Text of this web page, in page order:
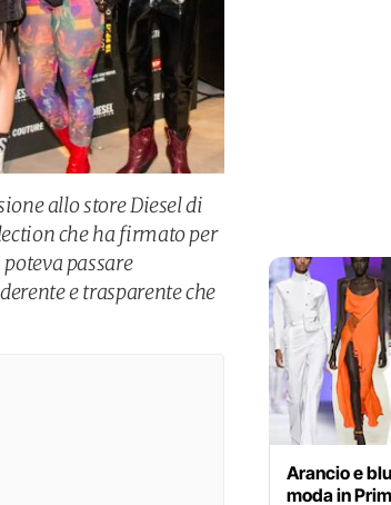
allo store Diesel di
che ha firmato per
passare
e trasparente che
Arancio e
moda in